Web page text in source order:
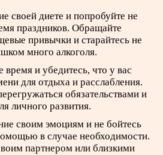
своей диете и попробуйте не
праздников. Обращайте
привычки и старайтесь не
много алкоголя.
время и убедитесь, что у вас
для отдыха и расслабления.
обязательствами и
личного развития.
своим эмоциям и не бойтесь
в случае необходимости.
партнером или близкими